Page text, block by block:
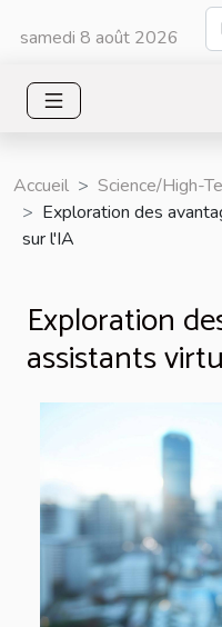
samedi 8 août 2026
Accueil
Science/High-
Exploration des
sur l'IA
Exploration
assistants